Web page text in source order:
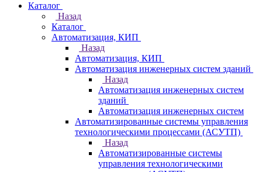
Каталог
Назад
Каталог
Автоматизация, КИП
Назад
Автоматизация, КИП
Автоматизация инженерных систем зданий
Назад
Автоматизация инженерных систем
зданий
Автоматизация инженерных систем
Автоматизированные системы управления
технологическими процессами (АСУТП)
Назад
Автоматизированные системы
управления технологическими